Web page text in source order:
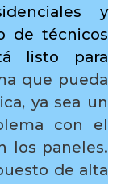
y
de técnicos
listo para
que pueda
ya sea un
con el
los paneles.
de alta